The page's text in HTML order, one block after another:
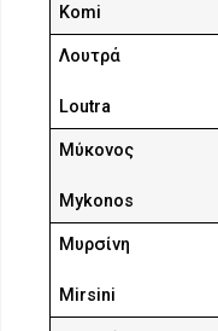
Komi
Λουτρά
Loutra
Μύκονος
Mykonos
Μυρσίνη
Mirsini